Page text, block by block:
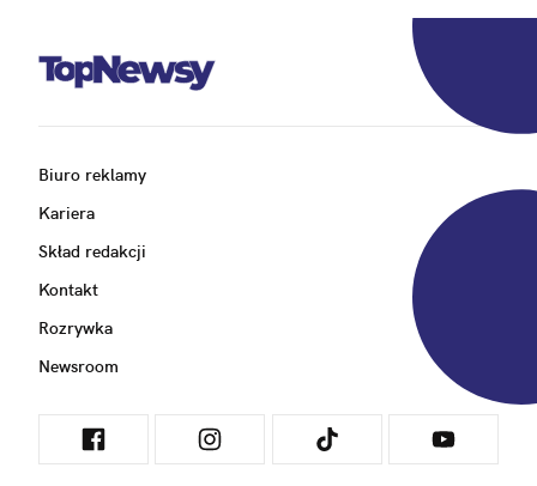
Biuro reklamy
Kariera
Skład redakcji
Kontakt
Rozrywka
Newsroom